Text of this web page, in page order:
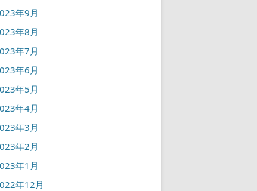
年9月
年8月
年7月
年6月
年5月
年4月
年3月
年2月
年1月
年12月